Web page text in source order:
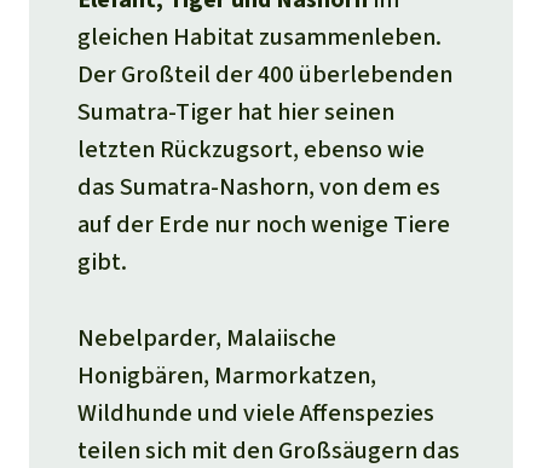
gleichen Habitat zusammenleben.
Der Großteil der 400 überlebenden
Sumatra-Tiger hat hier seinen
letzten Rückzugsort, ebenso wie
das Sumatra-Nashorn, von dem es
auf der Erde nur noch wenige Tiere
gibt.
Nebelparder, Malaiische
Honigbären, Marmorkatzen,
Wildhunde und viele Affenspezies
teilen sich mit den Großsäugern das